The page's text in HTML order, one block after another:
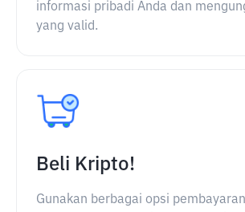
informasi pribadi Anda dan
yang valid.
Beli Kripto!
Gunakan berbagai opsi